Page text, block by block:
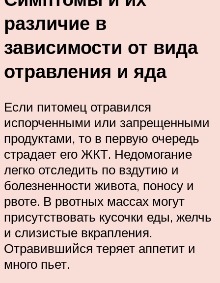
различие в
зависимости от вида
отравления и яда
Если питомец отравился
испорченными или запрещенными
продуктами, то в первую очередь
страдает его ЖКТ. Недомогание
легко отследить по вздутию и
болезненности живота, поносу и
рвоте. В рвотных массах могут
присутствовать кусочки еды, желчь
и слизистые вкрапления.
Отравившийся теряет аппетит и
много пьет.